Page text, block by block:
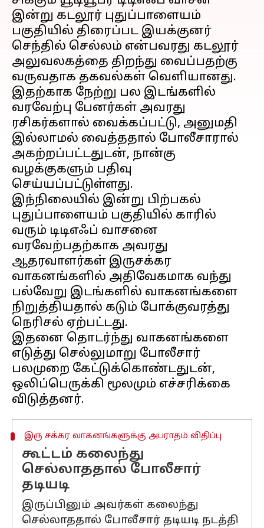
இன்று கடலூர் புதுப்பாளையம்
பகுதியில் திரைப்பட இயக்குனர்
செந்தில் செல்லம் என்பவரது கடலூர்
அலுவலகத்தை திறந்து வைப்பதற்கு
வருவதாக தகவல்கள் வெளியானது.
இதற்காக நேற்று பல இடங்களில்
வரவேற்பு பேனர்கள் அவரது
ரசிகர்களால் வைக்கப்பட்டு, அனுமதி
இல்லாமல் வைத்ததால் போலீசாரால்
அகற்றப்பட்டதுடன், நான்கு
வழக்குகளும் பதிவு
செய்யப்பட்டுள்ளது.
இந்நிலையில் இன்று பிற்பகல்
புதுப்பாளையம் பகுதியில் காரில்
வரும் டிடிஎஃப் வாசனை
வரவேற்பதற்காக அவரது
ஆதரவாளர்கள் இருசக்கர
வாகனங்களில் அதிவேகமாக வந்து
பல்வேறு இடங்களில் வாகனங்களை
நிறுத்தியதால் கடும் போக்குவரத்து
நெரிசல் ஏற்பட்டது.
இதனை தொடர்ந்து வாகனங்களை
எடுத்து செல்லுமாறு போலீசார்
பலமுறை கேட்டுக்கொண்டதுடன்,
ஒலிப்பெருக்கி மூலமும் எச்சரிக்கை
இரு சக்கர வாகனங்களுக்கு அபராதம் விதிப்பு
கூட்டம் கலைந்து
செல்லாததால் போலீசார்
தடியடி
இருப்பினும் அவர்கள் கலைந்து
செல்லாததால் போலீசார் தடியடி நடத்தி